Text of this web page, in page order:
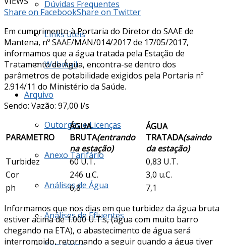
Dúvidas Frequentes
Links úteis
Webmail
Arquivo
Outorgas e Licenças
Anexo Tarifário
Análises de Água
Análises de Efluentes
Share on FacebookShare on Twitter
Em cumprimento à Portaria do Diretor do SAAE de
Mantena, nº SAAE/MAN/014/2017 de 17/05/2017,
informamos que a água tratada pela Estação de
Tratamento de Água, encontra-se dentro dos
parâmetros de potabilidade exigidos pela Portaria nº
2.914/11 do Ministério da Saúde.
Sendo: Vazão: 97,00 l/s
PARAMETRO
ÁGUA
BRUTA(entrando
na estação)
ÁGUA
TRATADA(saindo
da estação)
Turbidez
60 U.T.
0,83 U.T.
Cor
246 u.C.
3,0 u.C.
ph
6,8
7,1
Informamos que nos dias em que turbidez da água bruta
estiver acima de 1.000 U.T.s, (água com muito barro
chegando na ETA), o abastecimento de água será
interrompido, retornando a seguir quando a água tiver